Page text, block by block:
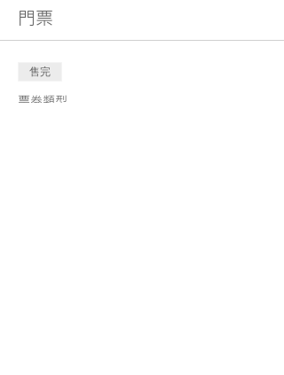
門票
售完
票券類型